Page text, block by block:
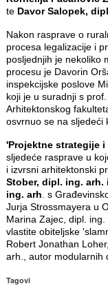
te Davor Salopek,
Nakon rasprave o
procesa legalizacije i
posljednjih je nekoliko
procesu je Davorin
inspekcijske poslove
koji je u suradnji s
Arhitektonskog
osvrnuo se na sljedeći
'Projektne strategije
sljedeće rasprave u
i izvrsni arhitektonski
Stober, dipl. ing. arh.
ing. arh . s
Jurja Strossmayera u
Marina Zajec, dipl.
vlastite obiteljske
Robert Jonathan
arh., autor modularnih
Tagovi